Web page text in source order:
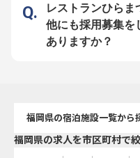
方を歓迎します。実質年間休日112
日、月給30万円以上という安定し
た基盤のもと、クリエイティブな視
点でホテルを創り上げる醍醐味を味
提案
日、
クラ
ら、
レストランひらま
他にも採用募集を
ありますか？
福岡県の宿泊施設一覧から
福岡県の求人を市区町村で